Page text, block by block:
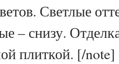
Светлые
– снизу.
плиткой. [/note]